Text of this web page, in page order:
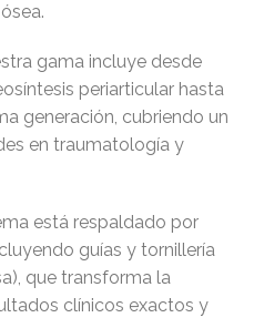
.
gama incluye desde
periarticular hasta
generación, cubriendo un
en traumatología y
está respaldado por
guías y tornillería
que transforma la
clínicos exactos y